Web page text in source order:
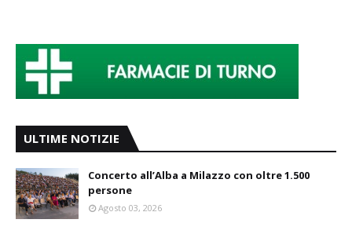
ULTIME NOTIZIE
Concerto all’Alba a Milazzo con oltre 1.500
persone
Agosto 03, 2026